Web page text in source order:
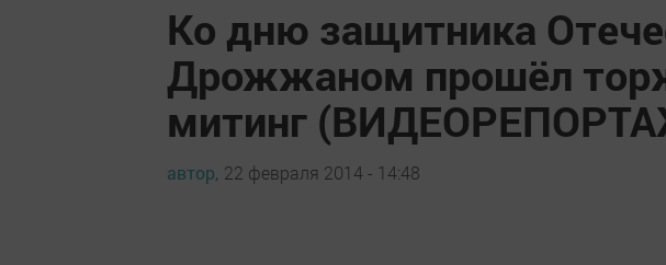
Ко дню защитника
Дрожжаном прошёл
митинг
автор, 22 февраля 2014 - 14:48